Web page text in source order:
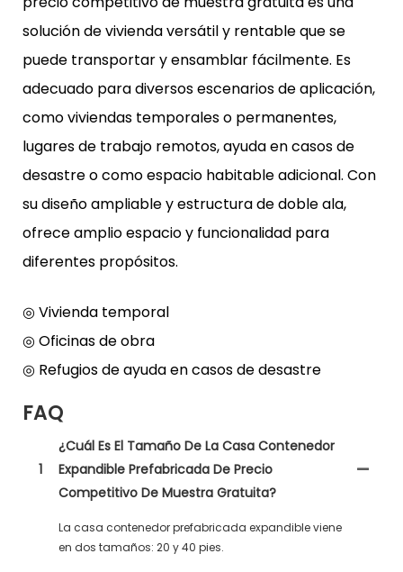
solución de vivienda versátil y rentable que se
puede transportar y ensamblar fácilmente. Es
adecuado para diversos escenarios de aplicación,
como viviendas temporales o permanentes,
lugares de trabajo remotos, ayuda en casos de
desastre o como espacio habitable adicional. Con
su diseño ampliable y estructura de doble ala,
ofrece amplio espacio y funcionalidad para
diferentes propósitos.
◎ Vivienda temporal
◎ Oficinas de obra
◎ Refugios de ayuda en casos de desastre
FAQ
1
¿Cuál Es El Tamaño De La Casa Contenedor
Expandible Prefabricada De Precio
Competitivo De Muestra Gratuita?
La casa contenedor prefabricada expandible viene
en dos tamaños: 20 y 40 pies.